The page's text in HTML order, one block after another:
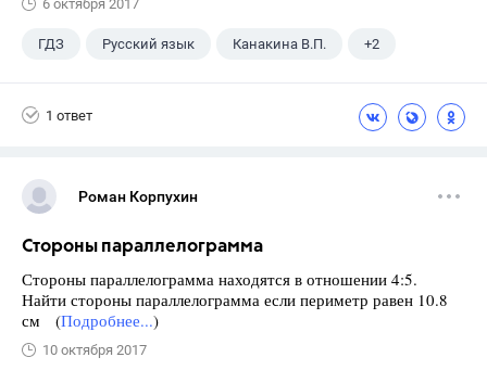
6 октября 2017
ГДЗ Русский язык Канакина В.П. +2
1 ответ
Роман Корпухин
Стороны параллелограмма
Стороны параллелограмма находятся в отношении 4:5.
Найти стороны параллелограмма если периметр равен 10.8
см (Подробнее...)
10 октября 2017